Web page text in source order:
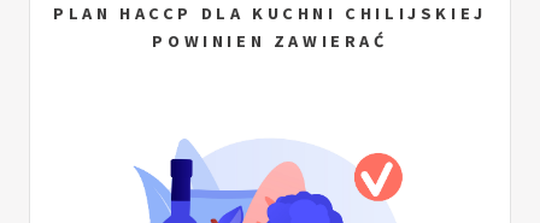
PLAN HACCP DLA KUCHNI CHILIJSKIEJ
POWINIEN ZAWIERAĆ